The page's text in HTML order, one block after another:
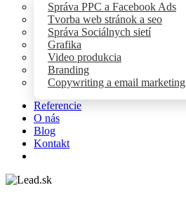
Správa PPC a Facebook Ads
Tvorba web stránok a seo
Správa Sociálnych sietí
Grafika
Video produkcia
Branding
Copywriting a email marketing
Referencie
O nás
Blog
Kontakt